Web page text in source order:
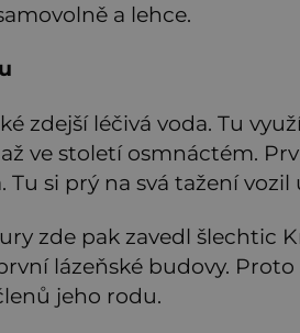
a lehce.
zdejší léčivá voda. Tu
ve století osmnáctém.
Tu si prý na svá tažení
zde pak zavedl šlechtic
lázeňské budovy.
jeho rodu.